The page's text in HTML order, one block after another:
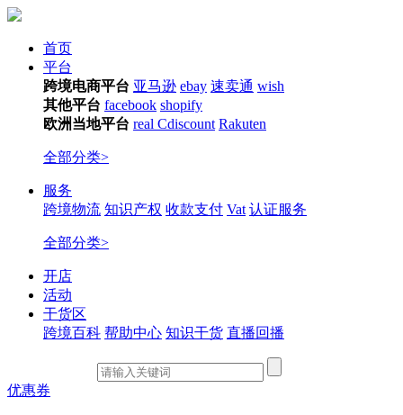
首页
平台
跨境电商平台 亚马逊 ebay 速卖通 wish
其他平台 facebook shopify
欧洲当地平台 real Cdiscount Rakuten
全部分类>
服务
跨境物流 知识产权 收款支付 Vat 认证服务
全部分类>
开店
活动
干货区
跨境百科 帮助中心 知识干货 直播回播
优惠券